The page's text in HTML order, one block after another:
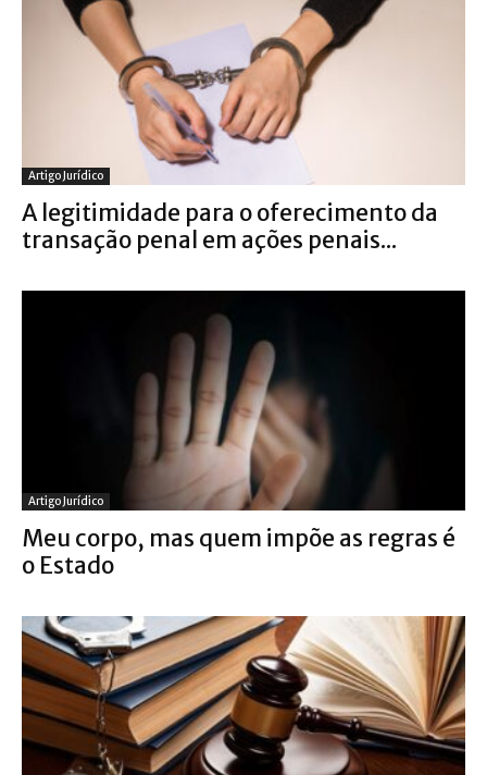
Artigo Jurídico
A legitimidade para o oferecimento da
transação penal em ações penais...
Artigo Jurídico
Meu corpo, mas quem impõe as regras é
o Estado